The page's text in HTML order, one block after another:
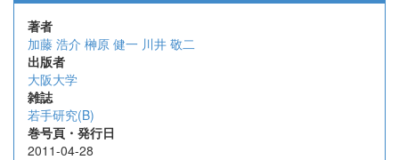
著者
加藤 浩介 榊原 健一 川井 敬二
出版者
大阪大学
雑誌
若手研究(B)
巻号頁・発行日
2011-04-28